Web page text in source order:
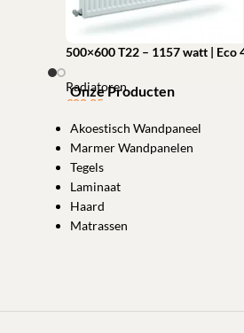
500×600 T22 – 1157 watt | Eco
Radiatoren
€88,25
Toevoegen aan winkelwagen
Onze Producten
Akoestisch Wandpaneel
Marmer Wandpanelen
Tegels
Laminaat
Haard
Matrassen